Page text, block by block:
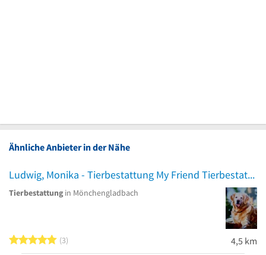
Ähnliche Anbieter in der Nähe
Ludwig, Monika - Tierbestattung My Friend Tierbestattung
Tierbestattung in Mönchengladbach
5 von 5 Sternen
3 4,5 km